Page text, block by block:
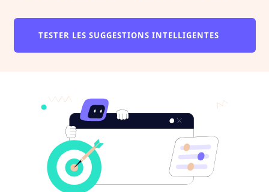
TESTER LES SUGGESTIONS INTELLIGENTES